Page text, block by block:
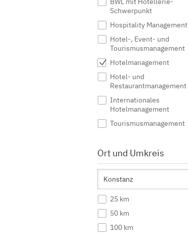
Schwerpunkt
Hospitality Management
Hotel-, Event- und
Tourismusmanagement
Hotelmanagement
Hotel- und
Restaurantmanagement
Internationales
Hotelmanagement
Tourismusmanagement
Ort und Umkreis
25 km
50 km
100 km